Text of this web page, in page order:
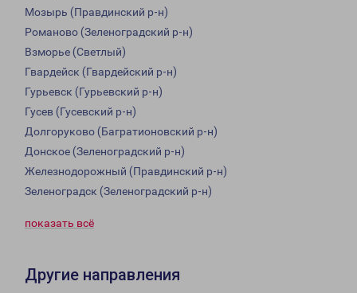
Мозырь (Правдинский р-н)
Романово (Зеленоградский р-н)
Взморье (Светлый)
Гвардейск (Гвардейский р-н)
Гурьевск (Гурьевский р-н)
Гусев (Гусевский р-н)
Долгоруково (Багратионовский р-н)
Донское (Зеленоградский р-н)
Железнодорожный (Правдинский р-н)
Зеленоградск (Зеленоградский р-н)
показать всё
Другие направления